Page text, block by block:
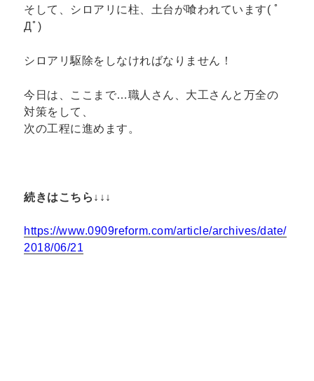
そして、シロアリに柱、土台が喰われています( ﾟ
Дﾟ)
シロアリ駆除をしなければなりません！
今日は、ここまで…職人さん、大工さんと万全の
対策をして、
次の工程に進めます。
続きはこちら↓↓↓
https://www.0909reform.com/article/archives/date/
2018/06/21